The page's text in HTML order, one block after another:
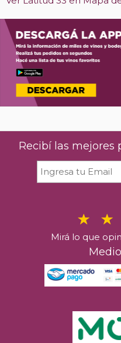
Recibí las mejores
Mirá lo que